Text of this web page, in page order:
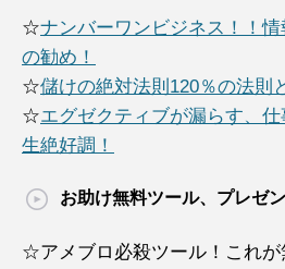
☆ナンバーワンビジネス！！
の勧め！
☆儲けの絶対法則120％の法則
☆エグゼクティブが漏らす、
生絶好調！
お助け無料ツール、プレゼン
☆アメブロ必殺ツール！これが